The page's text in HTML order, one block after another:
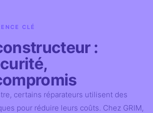
CLÉ
:
certains réparateurs utilisent des
pour réduire leurs coûts. Chez GRIM,